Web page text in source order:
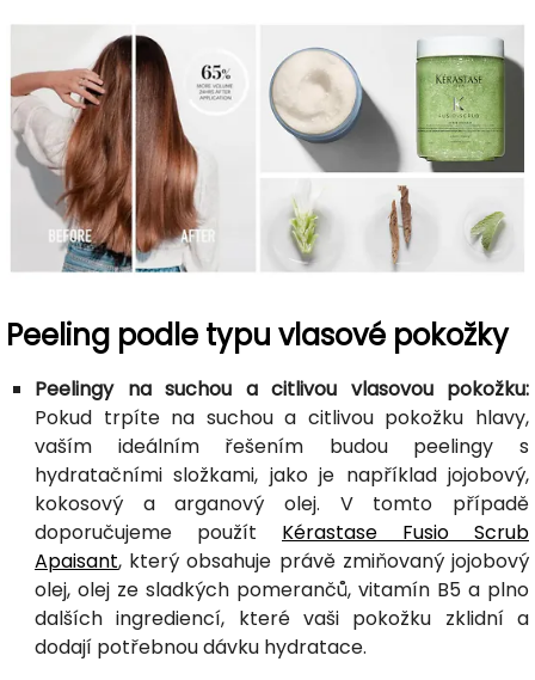
Peeling podle typu vlasové pokožky
Peelingy na suchou a citlivou vlasovou pokožku:
Pokud trpíte na suchou a citlivou pokožku hlavy,
vaším ideálním řešením budou peelingy s
hydratačními složkami, jako je například jojobový,
kokosový a arganový olej. V tomto případě
doporučujeme použít Kérastase Fusio Scrub
Apaisant, který obsahuje právě zmiňovaný jojobový
olej, olej ze sladkých pomerančů, vitamín B5 a plno
dalších ingrediencí, které vaši pokožku zklidní a
dodají potřebnou dávku hydratace.